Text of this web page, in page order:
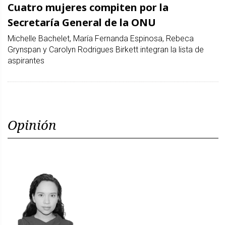
Cuatro mujeres compiten por la
Secretaría General de la ONU
Michelle Bachelet, María Fernanda Espinosa, Rebeca
Grynspan y Carolyn Rodrigues Birkett integran la lista de
aspirantes
Opinión